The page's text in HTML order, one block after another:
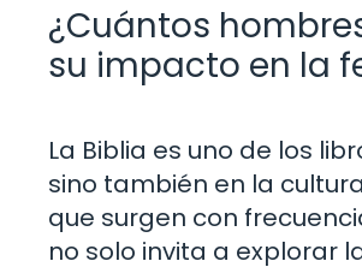
¿Cuántos
su impacto en la
La Biblia es uno de los
sino también en la
que surgen con
no solo invita a explorar